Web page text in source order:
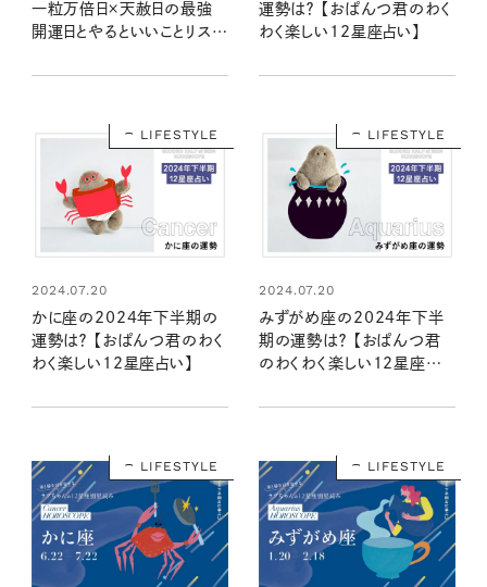
一粒万倍日×天赦日の最強
開運日とやるといいことリスト
運勢は？ 【おぱんつ君のわく
わく楽しい12星座占い】
LIFESTYLE
2024.07.20
かに座の2024年下半期の
運勢は？ 【おぱんつ君のわく
わく楽しい12星座占い】
LIFESTYLE
2024.07.20
みずがめ座の2024年下半
期の運勢は？ 【おぱんつ君
のわくわく楽しい12星座占
LIFESTYLE LIFESTYLE